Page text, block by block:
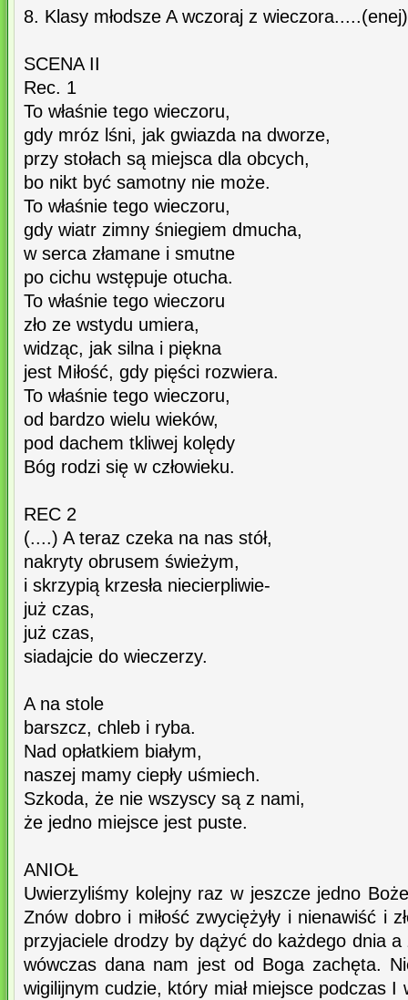
8. Klasy młodsze A wczoraj z
SCENA II
Rec. 1
To właśnie tego wieczoru,
gdy mróz lśni, jak gwiazda na dworze,
przy stołach są miejsca dla obcych,
bo nikt być samotny nie może.
To właśnie tego wieczoru,
gdy wiatr zimny śniegiem dmucha,
w serca złamane i smutne
po cichu wstępuje otucha.
To właśnie tego wieczoru
zło ze wstydu umiera,
widząc, jak silna i piękna
jest Miłość, gdy pięści rozwiera.
To właśnie tego wieczoru,
od bardzo wielu wieków,
pod dachem tkliwej kolędy
Bóg rodzi się w człowieku.
REC 2
(....) A teraz czeka na nas stół,
nakryty obrusem świeżym,
i skrzypią krzesła niecierpliwie-
już czas,
już czas,
siadajcie do wieczerzy.
A na stole
barszcz, chleb i ryba.
Nad opłatkiem białym,
naszej mamy ciepły uśmiech.
Szkoda, że nie wszyscy są z nami,
że jedno miejsce jest puste.
ANIOŁ
Uwierzyliśmy kolejny raz w jeszcze jedno
Znów dobro i miłość zwyciężyły i nienawiść i
przyjaciele drodzy by dążyć do każdego dnia a
wówczas dana nam jest od Boga zachęta.
wigilijnym cudzie, który miał miejsce podczas I